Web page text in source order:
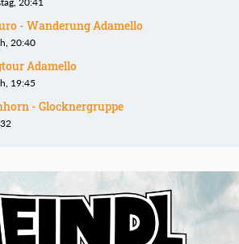
- Wanderung Adamello
20:40
Adamello
19:45
- Glocknergruppe